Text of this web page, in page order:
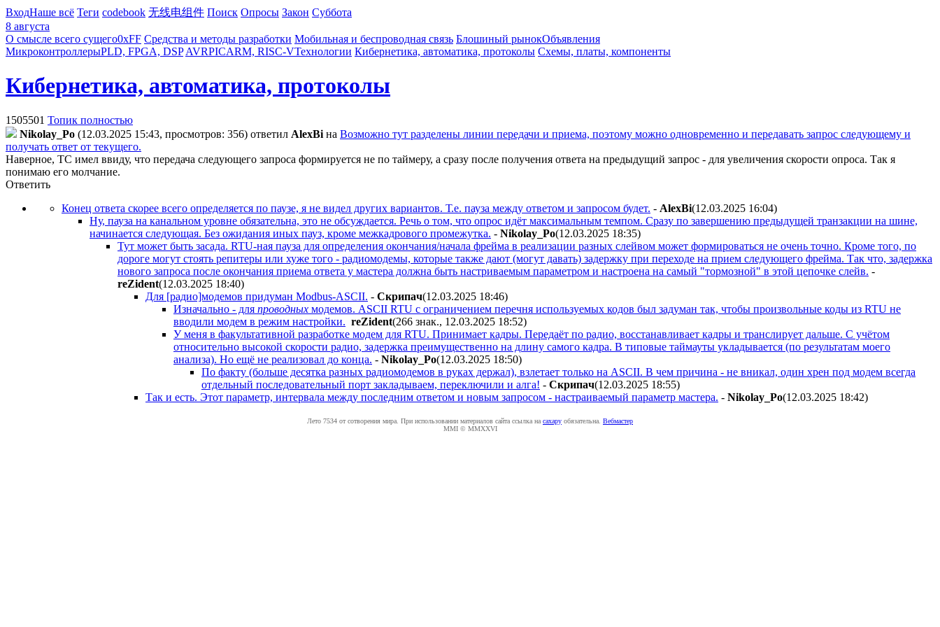
ВходНаше всё Теги codebook 无线电组件 Поиск Опросы Закон Суббота
8 августа
О смысле всего сущего0xFF Средства и методы разработки Мобильная и беспроводная связь Блошиный рынокОбъявления
МикроконтроллерыPLD, FPGA, DSP AVRPICARM, RISC-VТехнологии Кибернетика, автоматика, протоколы Схемы, платы, компоненты
Кибернетика, автоматика, протоколы
1505501 Топик полностью
Nikolay_Po (12.03.2025 15:43, просмотров: 356) ответил AlexBi на Возможно тут разделены линии передачи и приема, поэтому можно одновременно и передавать запрос следующему и
получать ответ от текущего.
Наверное, ТС имел ввиду, что передача следующего запроса формируется не по таймеру, а сразу после получения ответа на предыдущий запрос - для увеличения скорости опроса. Так я
понимаю его молчание.
Ответить
Конец ответа скорее всего определяется по паузе, я не видел других вариантов. Т.е. пауза между ответом и запросом будет. - AlexBi(12.03.2025 16:04)
Ну, пауза на канальном уровне обязательна, это не обсуждается. Речь о том, что опрос идёт максимальным темпом. Сразу по завершению предыдущей транзакции на шине,
начинается следующая. Без ожидания иных пауз, кроме межкадрового промежутка. - Nikolay_Po(12.03.2025 18:35)
Тут может быть засада. RTU-ная пауза для определения окончания/начала фрейма в реализации разных слейвом может формироваться не очень точно. Кроме того, по
дороге могут стоять репитеры или хуже того - радиомодемы, которые также дают (могут давать) задержку при переходе на прием следующего фрейма. Так что, задержка
нового запроса после окончания приема ответа у мастера должна быть настриваемым параметром и настроена на самый "тормозной" в этой цепочке слейв. -
reZident(12.03.2025 18:40)
Для [радио]модемов придуман Modbus-ASCII. - Cкpипaч(12.03.2025 18:46)
Изначально - для проводных модемов. ASCII RTU с ограничением перечня используемых кодов был задуман так, чтобы произвольные коды из RTU не
вводили модем в режим настройки. reZident(266 знак., 12.03.2025 18:52)
У меня в факультативной разработке модем для RTU. Принимает кадры. Передаёт по радио, восстанавливает кадры и транслирует дальше. С учётом
относительно высокой скорости радио, задержка преимущественно на длину самого кадра. В типовые таймауты укладывается (по результатам моего
анализа). Но ещё не реализовал до конца. - Nikolay_Po(12.03.2025 18:50)
По факту (больше десятка разных радиомодемов в руках держал), взлетает только на ASCII. В чем причина - не вникал, один хрен под модем всегда
отдельный последовательный порт закладываем, переключили и алга! - Cкpипaч(12.03.2025 18:55)
Так и есть. Этот параметр, интервала между последним ответом и новым запросом - настраиваемый параметр мастера. - Nikolay_Po(12.03.2025 18:42)
Лето 7534 от сотворения мира. При использовании материалов сайта ссылка на caxapу обязательна. Вебмастер
MMI © MMXXVI